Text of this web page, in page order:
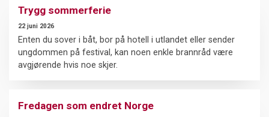
Trygg sommerferie
22 juni 2026
Enten du sover i båt, bor på hotell i utlandet eller sender
ungdommen på festival, kan noen enkle brannråd være
avgjørende hvis noe skjer.
Fredagen som endret Norge